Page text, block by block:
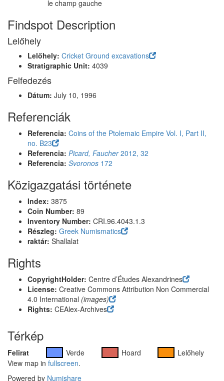
le champ gauche
Findspot Description
Lelőhely
Lelőhely: Cricket Ground excavations
Stratigraphic Unit: 4039
Felfedezés
Dátum: July 10, 1996
Referenciák
Referencia: Coins of the Ptolemaic Empire Vol. I, Part II,
no. B23
Referencia: Picard, Faucher2012, 32
Referencia: Svoronos 172
Közigazgatási története
Index: 3875
Coin Number: 89
Inventory Number: CRI.96.4043.1.3
Részleg: Greek Numismatics
raktár: Shallalat
Rights
CopyrightHolder: Centre d’Études Alexandrines
License: Creative Commons Attribution Non Commercial
4.0 International (images)
Rights: CEAlex-Archives
Térkép
Felirat Verde Hoard
Lelőhely
View map in fullscreen.
Powered by Numishare